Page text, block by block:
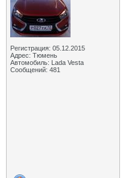
Регистрация: 05.12.2015
Адрес: Тюмень
Автомобиль: Lada Vesta
Сообщений: 481